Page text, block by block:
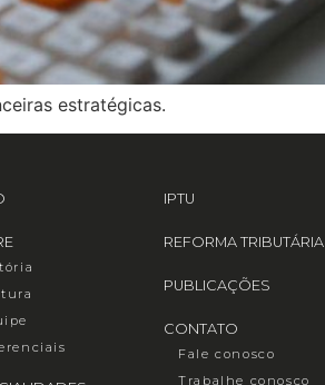
estratégicas.
IPTU
REFORMA TRIBUTÁRIA
PUBLICAÇÕES
CONTATO
Fale conosco
Trabalhe conosco